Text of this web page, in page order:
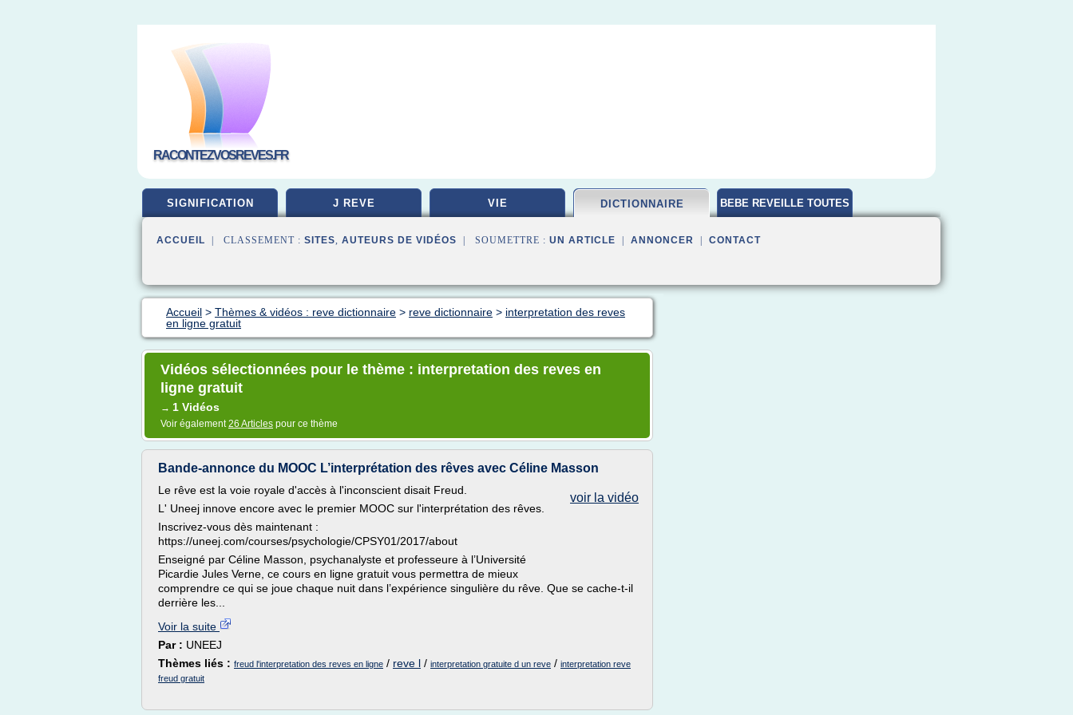
RACONTEZVOSREVES.FR
SIGNIFICATION J REVE VIE DICTIONNAIRE BEBE REVEILLE TOUTES
ACCUEIL | CLASSEMENT : SITES, AUTEURS DE VIDÉOS | SOUMETTRE : UN ARTICLE ANNONCER CONTACT
Accueil > Thèmes & vidéos : reve dictionnaire > reve dictionnaire > interpretation des reves
en ligne gratuit
Vidéos sélectionnées pour le thème : interpretation des reves en
ligne gratuit
→ 1 Vidéos
Voir également26 Articles pour ce thème
Bande-annonce du MOOC L’interprétation des rêves avec Céline Masson
voir la vidéo
Le rêve est la voie royale d'accès à l'inconscient disait Freud.
L' Uneej innove encore avec le premier MOOC sur l'interprétation des rêves.
Inscrivez-vous dès maintenant :
https://uneej.com/courses/psychologie/CPSY01/2017/about
Enseigné par Céline Masson, psychanalyste et professeure à l’Université
Picardie Jules Verne, ce cours en ligne gratuit vous permettra de mieux
comprendre ce qui se joue chaque nuit dans l’expérience singulière du rêve. Que se cache-t-il
derrière les...
Voir la suite
Par : UNEEJ
Thèmes liés : freud l'interpretation des reves en ligne / reve l / interpretation gratuite d un reve / interpretation reve
freud gratuit